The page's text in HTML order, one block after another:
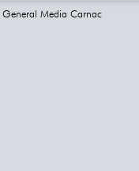
General Media Carnac